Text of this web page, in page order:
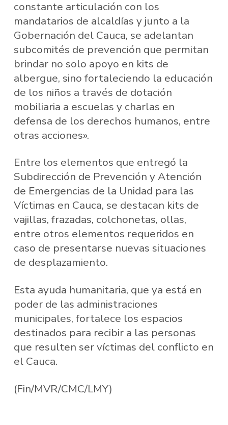
constante articulación con los
mandatarios de alcaldías y junto a la
Gobernación del Cauca, se adelantan
subcomités de prevención que permitan
brindar no solo apoyo en kits de
albergue, sino fortaleciendo la educación
de los niños a través de dotación
mobiliaria a escuelas y charlas en
defensa de los derechos humanos, entre
otras acciones».
Entre los elementos que entregó la
Subdirección de Prevención y Atención
de Emergencias de la Unidad para las
Víctimas en Cauca, se destacan kits de
vajillas, frazadas, colchonetas, ollas,
entre otros elementos requeridos en
caso de presentarse nuevas situaciones
de desplazamiento.
Esta ayuda humanitaria, que ya está en
poder de las administraciones
municipales, fortalece los espacios
destinados para recibir a las personas
que resulten ser víctimas del conflicto en
el Cauca.
(Fin/MVR/CMC/LMY)